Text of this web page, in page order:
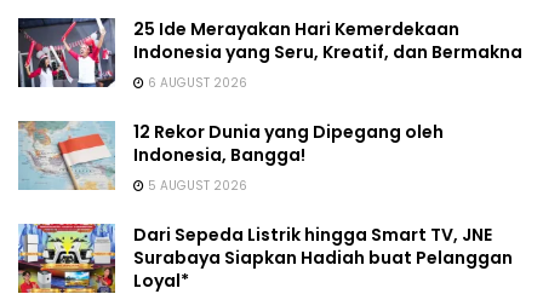
25 Ide Merayakan Hari Kemerdekaan
Indonesia yang Seru, Kreatif, dan Bermakna
6 AUGUST 2026
12 Rekor Dunia yang Dipegang oleh
Indonesia, Bangga!
5 AUGUST 2026
Dari Sepeda Listrik hingga Smart TV, JNE
Surabaya Siapkan Hadiah buat Pelanggan
Loyal*